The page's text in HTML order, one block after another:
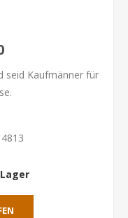
seid Kaufmänner für